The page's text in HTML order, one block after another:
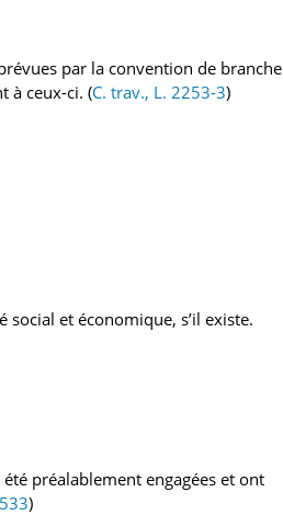
par la convention de branche
à ceux-ci. (C. trav., L. 2253-3)
et économique, s’il existe.
préalablement engagées et ont
)